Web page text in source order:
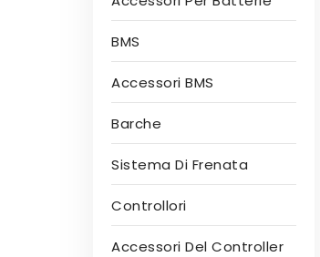
BMS
Accessori BMS
Barche
Sistema Di Frenata
Controllori
Accessori Del Controller